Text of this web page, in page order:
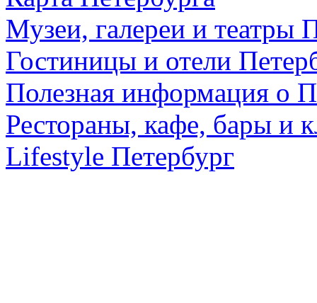
Музеи, галереи и театры
Гостиницы и отели
Полезная информация о
Рестораны, кафе, бары и
Lifestyle Петербург